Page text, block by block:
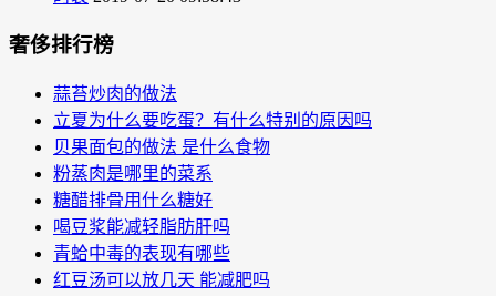
奢侈排行榜
蒜苔炒肉的做法
立夏为什么要吃蛋？有什么特别的原因吗
贝果面包的做法 是什么食物
粉蒸肉是哪里的菜系
糖醋排骨用什么糖好
喝豆浆能减轻脂肪肝吗
青蛤中毒的表现有哪些
红豆汤可以放几天 能减肥吗